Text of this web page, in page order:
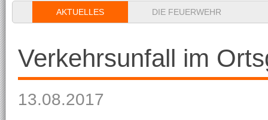
Navigation
AKTUELLES DIE FEUERWEHR
Verkehrsunfall im
13.08.2017